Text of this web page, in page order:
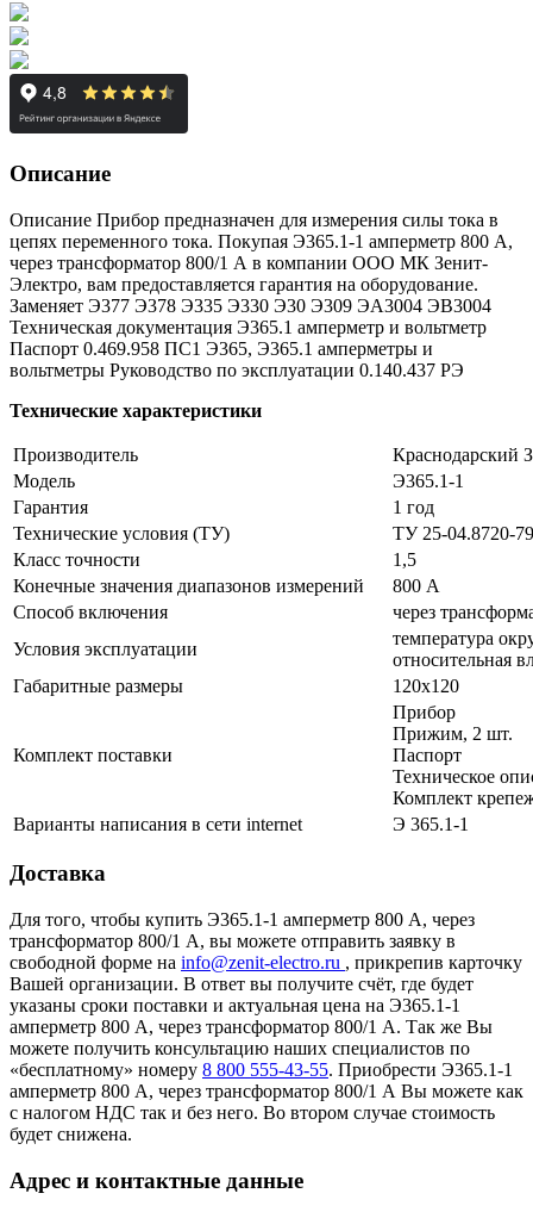
Описание
Описание Прибор предназначен для измерения силы тока в
цепях переменного тока. Покупая Э365.1-1 амперметр 800 А,
через трансформатор 800/1 А в компании ООО МК Зенит-
Электро, вам предоставляется гарантия на оборудование.
Заменяет Э377 Э378 Э335 Э330 Э30 Э309 ЭА3004 ЭВ3004
Техническая документация Э365.1 амперметр и вольтметр
Паспорт 0.469.958 ПС1 Э365, Э365.1 амперметры и
вольтметры Руководство по эксплуатации 0.140.437 РЭ
Технические характеристики
Производитель
Краснодарский
Модель
Э365.1-1
Гарантия
1 год
Технические условия (ТУ)
ТУ 25-04.8720-79
Класс точности
1,5
Конечные значения диапазонов измерений
800 А
Способ включения
через
Условия эксплуатации
температура
относительная
Габаритные размеры
120х120
Комплект поставки
Прибор
Прижим, 2 шт.
Паспорт
Техническое
Комплект
Варианты написания в сети internet
Э 365.1-1
Доставка
Для того, чтобы купить Э365.1-1 амперметр 800 А, через
трансформатор 800/1 А, вы можете отправить заявку в
свободной форме на info@zenit-electro.ru , прикрепив карточку
Вашей организации. В ответ вы получите счёт, где будет
указаны сроки поставки и актуальная цена на Э365.1-1
амперметр 800 А, через трансформатор 800/1 А. Так же Вы
можете получить консультацию наших специалистов по
«бесплатному» номеру 8 800 555-43-55. Приобрести Э365.1-1
амперметр 800 А, через трансформатор 800/1 А Вы можете как
с налогом НДС так и без него. Во втором случае стоимость
будет снижена.
Адрес и контактные данные